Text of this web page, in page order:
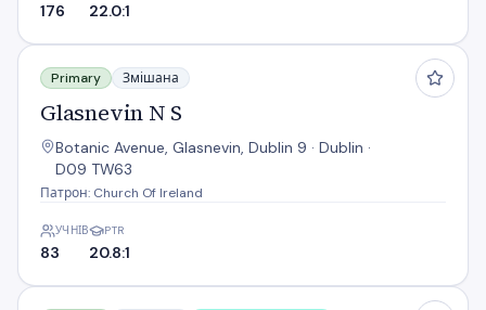
176 22.0:1
Glasnevin N S
Primary Змішана
Glasnevin N S
Botanic Avenue, Glasnevin, Dublin 9 · Dublin ·
D09 TW63
Патрон: Church Of Ireland
УЧНІВ
83
PTR
20.8:1
Grace Park Educate Together National School